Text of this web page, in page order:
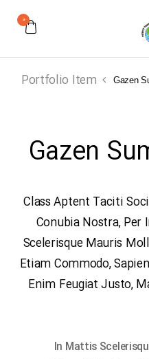
0
Portfolio Item Gazen
Gazen
Class Aptent Taciti
Conubia Nostra, Per
Scelerisque Mauris
Etiam Commodo,
Enim Feugiat Justo,
“In Mattis